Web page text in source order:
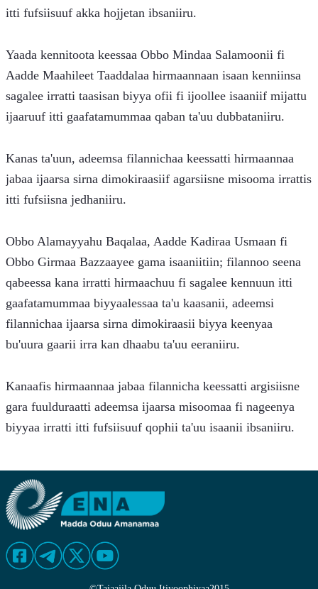
itti fufsiisuuf akka hojjetan ibsaniiru.
Yaada kennitoota keessaa Obbo Mindaa Salamoonii fi
Aadde Maahileet Taaddalaa hirmaannaan isaan kenniinsa
sagalee irratti taasisan biyya ofii fi ijoollee isaaniif mijattu
ijaaruuf itti gaafatamummaa qaban ta'uu dubbataniiru.
Kanas ta'uun, adeemsa filannichaa keessatti hirmaannaa
jabaa ijaarsa sirna dimokiraasiif agarsiisne misooma irrattis
itti fufsiisna jedhaniiru.
Obbo Alamayyahu Baqalaa, Aadde Kadiraa Usmaan fi
Obbo Girmaa Bazzaayee gama isaaniitiin; filannoo seena
qabeessa kana irratti hirmaachuu fi sagalee kennuun itti
gaafatamummaa biyyaalessaa ta'u kaasanii, adeemsi
filannichaa ijaarsa sirna dimokiraasii biyya keenyaa
bu'uura gaarii irra kan dhaabu ta'uu eeraniiru.
Kanaafis hirmaannaa jabaa filannicha keessatti argisiisne
gara fuulduraatti adeemsa ijaarsa misoomaa fi nageenya
biyyaa irratti itti fufsiisuuf qophii ta'uu isaanii ibsaniiru.